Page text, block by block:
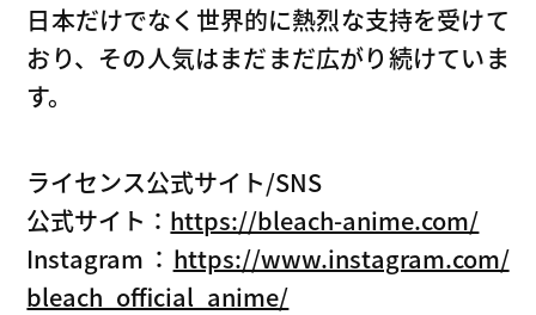
日本だけでなく世界的に熱烈な支持を受けて
おり、その人気はまだまだ広がり続けていま
す。
ライセンス公式サイト/SNS
公式サイト： https://bleach-anime.com/
Instagram： https://www.instagram.com/
bleach_official_anime/